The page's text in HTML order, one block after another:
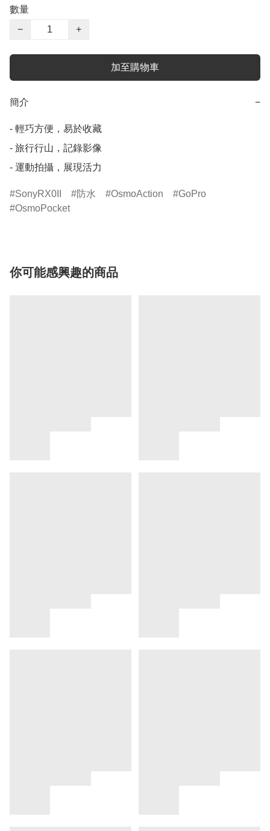
數量
−
+
加至購物車
簡介 −
- 輕巧方便，易於收藏
- 旅行行山，記錄影像
- 運動拍攝，展現活力
SonyRX0II 防水 OsmoAction
GoPro
OsmoPocket
你可能感興趣的商品